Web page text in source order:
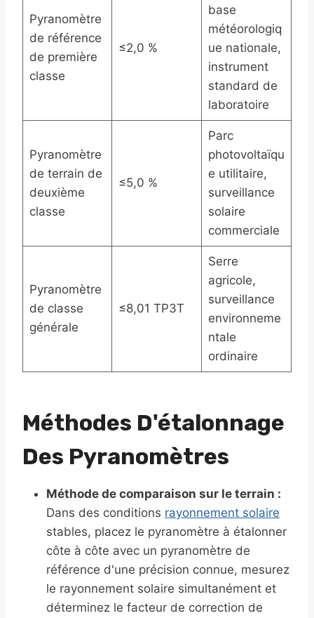
Pyranomètre
de référence
de première
classe
≤2,0 %
base
météorologiq
ue nationale,
instrument
standard de
laboratoire
Pyranomètre
de terrain de
deuxième
classe
≤5,0 %
Parc
photovoltaïqu
e utilitaire,
surveillance
solaire
commerciale
Pyranomètre
de classe
générale
≤8,01 TP3T
Serre
agricole,
surveillance
environneme
ntale
ordinaire
Méthodes D'étalonnage
Des Pyranomètres
Méthode de comparaison sur le terrain :
Dans des conditions rayonnement solaire
stables, placez le pyranomètre à étalonner
côte à côte avec un pyranomètre de
référence d'une précision connue, mesurez
le rayonnement solaire simultanément et
déterminez le facteur de correction de